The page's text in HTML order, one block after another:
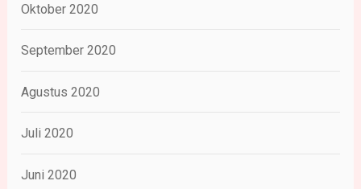
Oktober 2020
September 2020
Agustus 2020
Juli 2020
Juni 2020